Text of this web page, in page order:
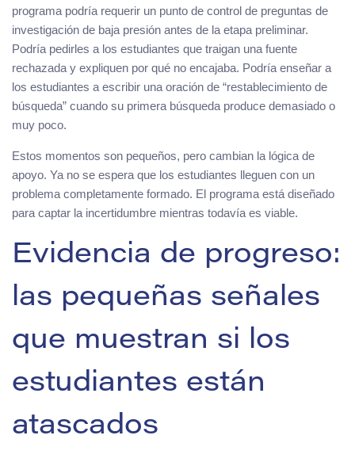
programa podría requerir un punto de control de preguntas de
investigación de baja presión antes de la etapa preliminar.
Podría pedirles a los estudiantes que traigan una fuente
rechazada y expliquen por qué no encajaba. Podría enseñar a
los estudiantes a escribir una oración de “restablecimiento de
búsqueda” cuando su primera búsqueda produce demasiado o
muy poco.
Estos momentos son pequeños, pero cambian la lógica de
apoyo. Ya no se espera que los estudiantes lleguen con un
problema completamente formado. El programa está diseñado
para captar la incertidumbre mientras todavía es viable.
Evidencia de progreso:
las pequeñas señales
que muestran si los
estudiantes están
atascados